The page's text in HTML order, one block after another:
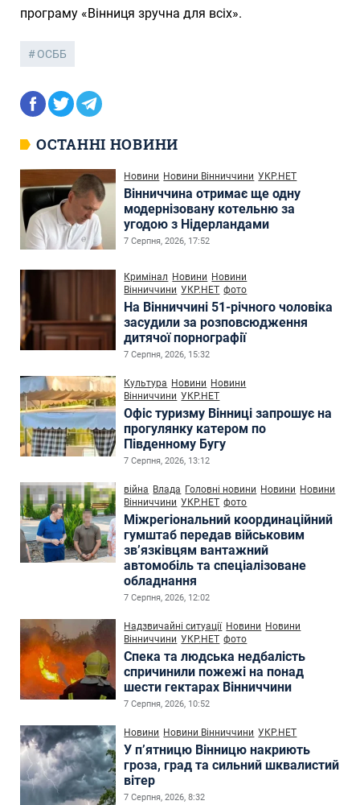
програму «Вінниця зручна для всіх».
ОСББ
ОСТАННІ НОВИНИ
Новини Новини Вінниччини УКР.НЕТ
Вінниччина отримає ще одну
модернізовану котельню за
угодою з Нідерландами
7 Серпня, 2026, 17:52
Кримінал Новини Новини
Вінниччини УКР.НЕТ фото
На Вінниччині 51-річного чоловіка
засудили за розповсюдження
дитячої порнографії
7 Серпня, 2026, 15:32
Культура Новини Новини
Вінниччини УКР.НЕТ
Офіс туризму Вінниці запрошує на
прогулянку катером по
Південному Бугу
7 Серпня, 2026, 13:12
війна Влада Головні новини Новини Новини
Вінниччини УКР.НЕТ фото
Міжрегіональний координаційний
гумштаб передав військовим
зв’язківцям вантажний
автомобіль та спеціалізоване
обладнання
7 Серпня, 2026, 12:02
Надзвичайні ситуації Новини Новини
Вінниччини УКР.НЕТ фото
Спека та людська недбалість
спричинили пожежі на понад
шести гектарах Вінниччини
7 Серпня, 2026, 10:52
Новини Новини Вінниччини УКР.НЕТ
У п’ятницю Вінницю накриють
гроза, град та сильний шквалистий
вітер
7 Серпня, 2026, 8:32